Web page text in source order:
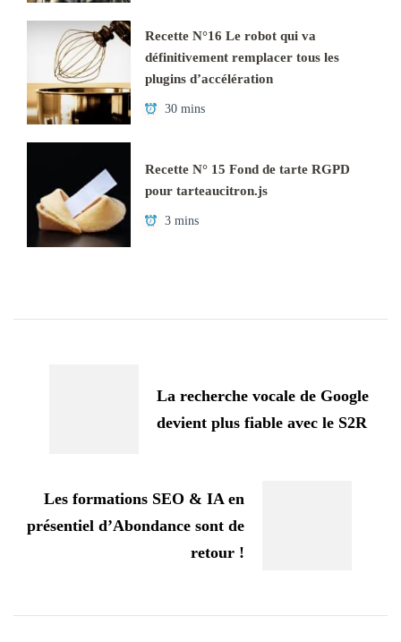
Recette N°16 Le robot qui va
définitivement remplacer tous les
plugins d’accélération
30 mins
Recette N° 15 Fond de tarte RGPD
pour tarteaucitron.js
3 mins
La recherche vocale de Google
devient plus fiable avec le S2R
Les formations SEO & IA en
présentiel d’Abondance sont de
retour !